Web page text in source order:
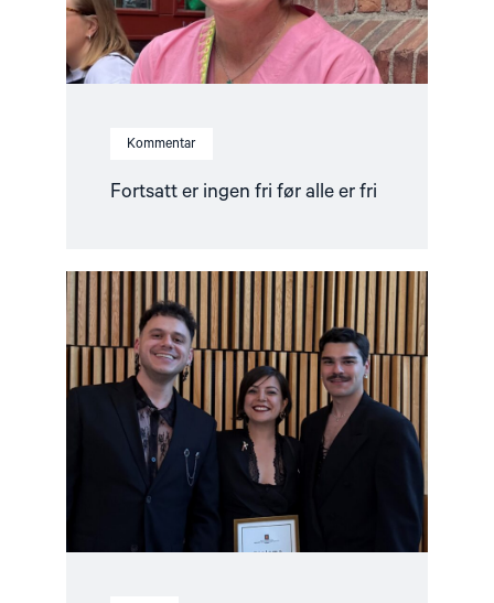
Kommentar
Fortsatt er ingen fri før alle er fri
Read
article
"Ünikuir
tildelt
Kim
Friele-
prisen:
En
pris
rett
til
en
svært